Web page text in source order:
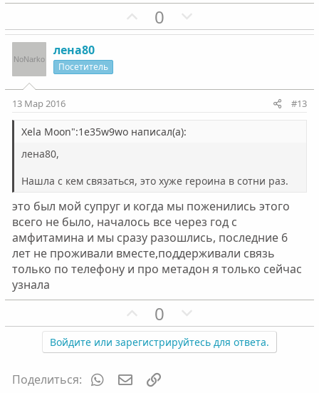
П
о
т
н
г
о
л
о
с
0
е
т
г
о
л
о
с
лена80
Посетитель
13 Мар 2016 #13
Xela Moon":1e35w9wo написал(а):
лена80,
Нашла с кем связаться, это хуже героина в сотни раз.
это был мой супруг и когда мы поженились этого
всего не было, началось все через год с
амфитамина и мы сразу разошлись, последние 6
лет не проживали вместе,поддерживали связь
только по телефону и про метадон я только сейчас
узнала
П
о
з
т
0
е
г
Войдите или зарегистрируйтесь для ответа.
Поделиться: WhatsAppЭлектронная почта